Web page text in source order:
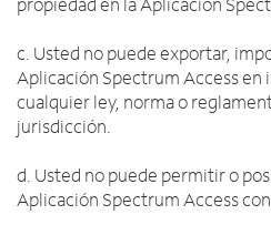
c. Usted no puede exportar,
Aplicación Spectrum Access
cualquier ley, norma o
jurisdicción.
d. Usted no puede permitir o
Aplicación Spectrum Access